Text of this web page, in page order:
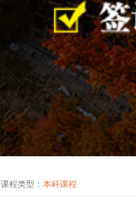
课程类型： 本科课程